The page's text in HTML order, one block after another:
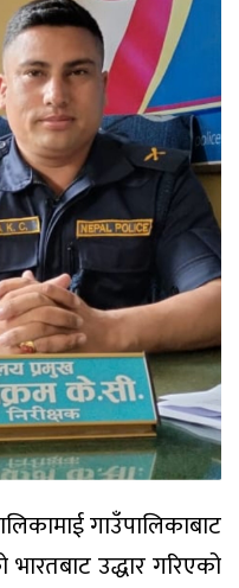
गाउँपालिकाबाट
उद्धार गरिएको